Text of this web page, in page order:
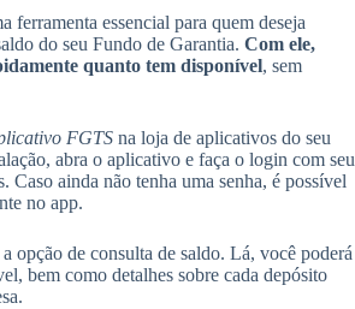
ferramenta essencial para quem deseja
do seu Fundo de Garantia. Com ele,
quanto tem disponível, sem
FGTS na loja de aplicativos do seu
abra o aplicativo e faça o login com seu
Caso ainda não tenha uma senha, é possível
no app.
opção de consulta de saldo. Lá, você poderá
bem como detalhes sobre cada depósito